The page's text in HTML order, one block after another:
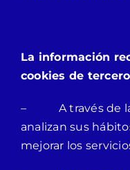
La información
cookies de
– A través de las
analizan sus
mejorar los